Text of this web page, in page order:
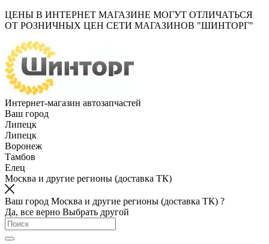
ЦЕНЫ В ИНТЕРНЕТ МАГАЗИНЕ МОГУТ ОТЛИЧАТЬСЯ
ОТ РОЗНИЧНЫХ ЦЕН СЕТИ МАГАЗИНОВ "ШИНТОРГ"
Интернет-магазин автозапчастей
Ваш город
Липецк
Липецк
Воронеж
Тамбов
Елец
Москва и другие регионы (доставка ТК)
Ваш город Москва и другие регионы (доставка ТК) ?
Да, все верно Выбрать другой